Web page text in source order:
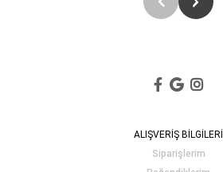
ALIŞVERİŞ BİLGİLERİ
Siparişlerim